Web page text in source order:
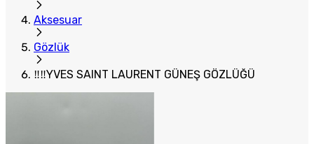
Aksesuar
Gözlük
‼‼YVES SAINT LAURENT GÜNEŞ GÖZLÜĞÜ